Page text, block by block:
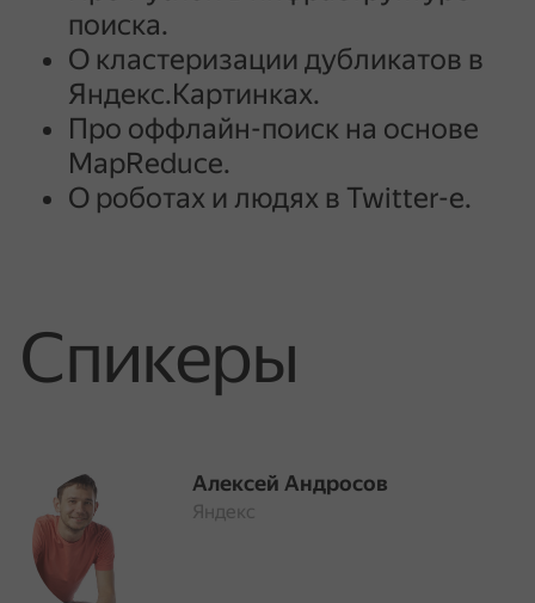
поиска.
О кластеризации дубликатов в
Яндекс.Картинках.
Про оффлайн-поиск на основе
MapReduce.
О роботах и людях в Twitter-е.
Спикеры
Алексей Андросов
Яндекс